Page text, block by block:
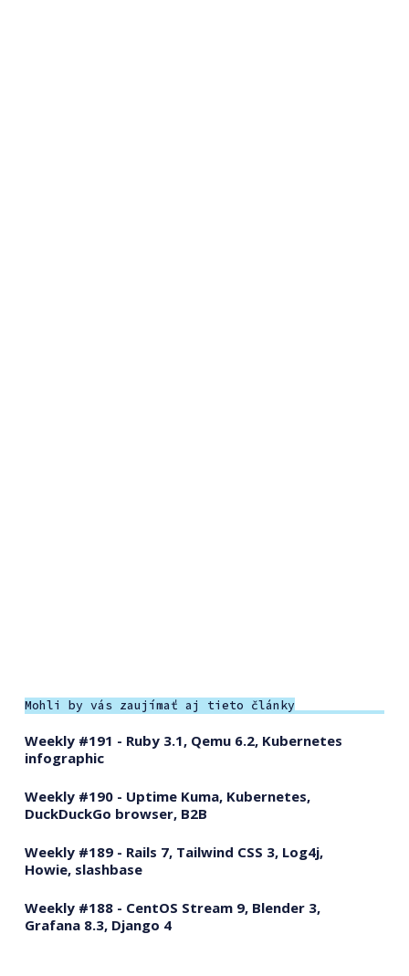
Mohli by vás zaujímať aj tieto články
Weekly #191 - Ruby 3.1, Qemu 6.2, Kubernetes
infographic
Weekly #190 - Uptime Kuma, Kubernetes,
DuckDuckGo browser, B2B
Weekly #189 - Rails 7, Tailwind CSS 3, Log4j,
Howie, slashbase
Weekly #188 - CentOS Stream 9, Blender 3,
Grafana 8.3, Django 4